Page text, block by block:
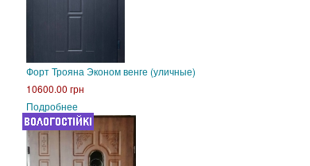
Форт Трояна Эконом венге (уличные)
10600.00 грн
Подробнее